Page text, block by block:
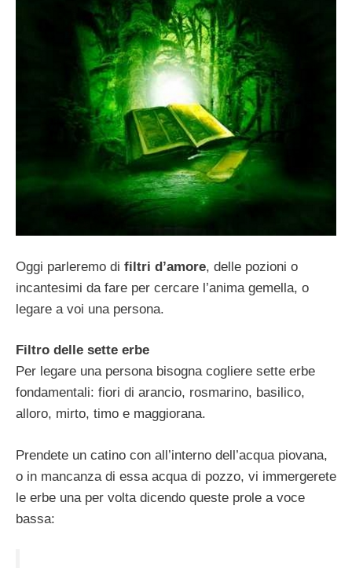
Oggi parleremo di filtri d’amore, delle pozioni o
incantesimi da fare per cercare l’anima gemella, o
legare a voi una persona.
Filtro delle sette erbe
Per legare una persona bisogna cogliere sette erbe
fondamentali: fiori di arancio, rosmarino, basilico,
alloro, mirto, timo e maggiorana.
Prendete un catino con all’interno dell’acqua piovana,
o in mancanza di essa acqua di pozzo, vi immergerete
le erbe una per volta dicendo queste prole a voce
bassa: